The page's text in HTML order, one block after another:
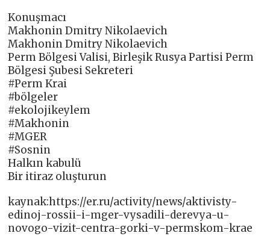
Konuşmacı
Makhonin Dmitry Nikolaevich
Makhonin Dmitry Nikolaevich
Perm Bölgesi Valisi, Birleşik Rusya Partisi Perm
Bölgesi Şubesi Sekreteri
#Perm Krai
#bölgeler
#ekolojikeylem
#Makhonin
#‎MGER
#Sosnin
Halkın kabulü
Bir itiraz oluşturun
kaynak:https://er.ru/activity/news/aktivisty-
edinoj-rossii-i-mger-vysadili-derevya-u-
novogo-vizit-centra-gorki-v-permskom-krae